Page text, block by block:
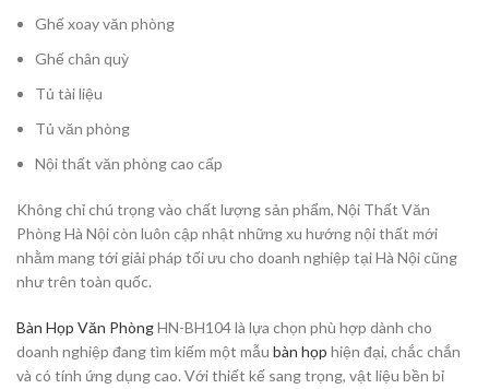
Ghế xoay văn phòng
Ghế chân quỳ
Tủ tài liệu
Tủ văn phòng
Nội thất văn phòng cao cấp
Không chỉ chú trọng vào chất lượng sản phẩm, Nội Thất Văn
Phòng Hà Nội còn luôn cập nhật những xu hướng nội thất mới
nhằm mang tới giải pháp tối ưu cho doanh nghiệp tại Hà Nội cũng
như trên toàn quốc.
Bàn Họp Văn PhòngHN-BH104 là lựa chọn phù hợp dành cho
doanh nghiệp đang tìm kiếm một mẫubàn họp hiện đại, chắc chắn
và có tính ứng dụng cao. Với thiết kế sang trọng, vật liệu bền bỉ